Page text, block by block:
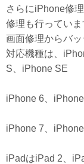
さらにiPhone修
修理も行っていま
画面修理からバッ
対応機種は、
S、iPhone SE
iPhone 6、
iPhone 7、
iPadはiPad 2、